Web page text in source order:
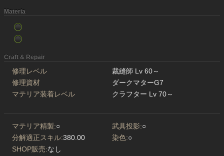
Materia
Craft & Repair
修理レベル
裁縫師 Lv 60～
修理資材
ダークマターG7
マテリア装着レベル
クラフター Lv 70～
マテリア精製:○ 武具投影:○
分解適正スキル:380.00 染色:○
SHOP販売:なし